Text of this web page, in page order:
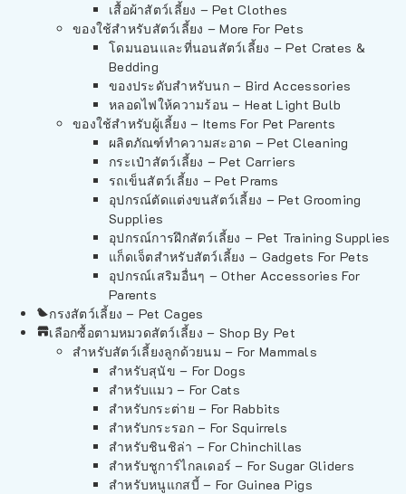
เสื้อผ้าสัตว์เลี้ยง – Pet Clothes
ของใช้สำหรับสัตว์เลี้ยง – More For Pets
โดมนอนและที่นอนสัตว์เลี้ยง – Pet Crates &
Bedding
ของประดับสำหรับนก – Bird Accessories
หลอดไฟให้ความร้อน – Heat Light Bulb
ของใช้สำหรับผู้เลี้ยง – Items For Pet Parents
ผลิตภัณฑ์ทำความสะอาด – Pet Cleaning
กระเป๋าสัตว์เลี้ยง – Pet Carriers
รถเข็นสัตว์เลี้ยง – Pet Prams
อุปกรณ์ตัดแต่งขนสัตว์เลี้ยง – Pet Grooming
Supplies
อุปกรณ์การฝึกสัตว์เลี้ยง – Pet Training Supplies
แก็ดเจ็ตสำหรับสัตว์เลี้ยง – Gadgets For Pets
อุปกรณ์เสริมอื่นๆ – Other Accessories For
Parents
กรงสัตว์เลี้ยง – Pet Cages
เลือกซื้อตามหมวดสัตว์เลี้ยง – Shop By Pet
สำหรับสัตว์เลี้ยงลูกด้วยนม – For Mammals
สำหรับสุนัข – For Dogs
สำหรับแมว – For Cats
สำหรับกระต่าย – For Rabbits
สำหรับกระรอก – For Squirrels
สำหรับชินชิล่า – For Chinchillas
สำหรับชูการ์ไกลเดอร์ – For Sugar Gliders
สำหรับหนูแกสบี้ – For Guinea Pigs